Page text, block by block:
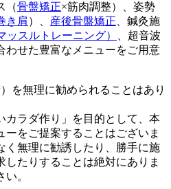
（骨盤矯正×筋肉調整）、姿勢
き肩 ）、 産後骨盤矯正、鍼灸施
ッスルトレーニング）
、超音波
わせた豊富なメニューをご用意
を無理に勧められることはあり
カラダ作り」を目的として、本
ーをご提案することはございま
く無理に勧誘したり、勝手に施
したりすることは絶対にありま
。